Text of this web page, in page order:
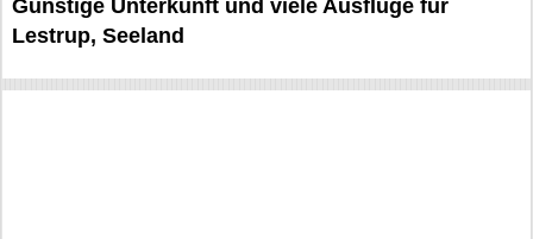
Günstige Unterkunft und viele Ausflüge für
Lestrup, Seeland